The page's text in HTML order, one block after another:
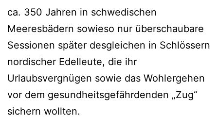
ca. 350 Jahren in schwedischen
Meeresbädern sowieso nur überschaubare
Sessionen später desgleichen in Schlössern
nordischer Edelleute, die ihr
Urlaubsvergnügen sowie das Wohlergehen
vor dem gesundheitsgefährdenden „Zug“
sichern wollten.